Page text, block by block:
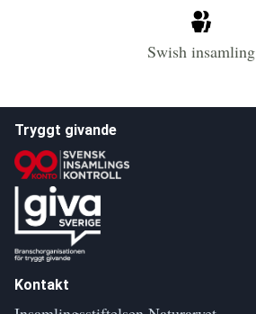
Swish insamling
Tryggt givande
Kontakt